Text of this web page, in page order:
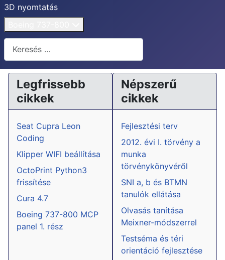
3D nyomtatás
Keresés...
Legfrissebb
cikkek
Seat Cupra Leon
Coding
Klipper WIFI beállítása
OctoPrint Python3
frissítése
Cura 4.7
Boeing 737-800 MCP
panel 1. rész
Népszerű
cikkek
Fejlesztési terv
2012. évi I. törvény a
munka
törvénykönyvéről
SNI a, b és BTMN
tanulók ellátása
Olvasás tanítása
Meixner-módszerrel
Testséma és téri
orientáció fejlesztése